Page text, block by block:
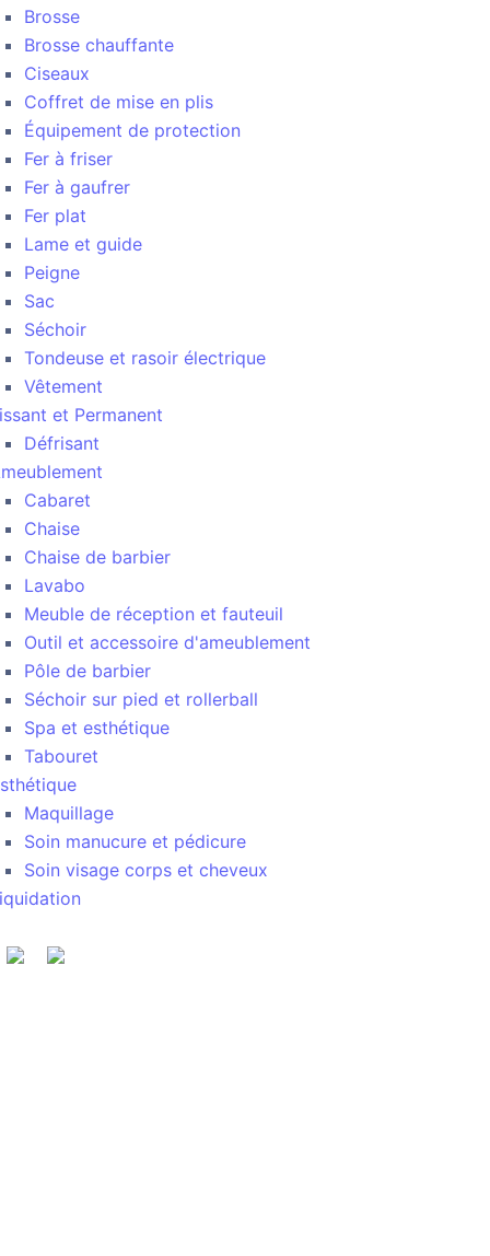
Brosse
Brosse chauffante
Ciseaux
Coffret de mise en plis
Équipement de protection
Fer à friser
Fer à gaufrer
Fer plat
Lame et guide
Peigne
Sac
Séchoir
Tondeuse et rasoir électrique
Vêtement
et Permanent
Défrisant
Cabaret
Chaise
Chaise de barbier
Lavabo
Meuble de réception et fauteuil
Outil et accessoire d'ameublement
Pôle de barbier
Séchoir sur pied et rollerball
Spa et esthétique
Tabouret
Maquillage
Soin manucure et pédicure
Soin visage corps et cheveux